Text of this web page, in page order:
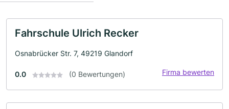
Fahrschule Ulrich Recker
Osnabrücker Str. 7, 49219 Glandorf
0.0 (0 Bewertungen) Firma bewerten